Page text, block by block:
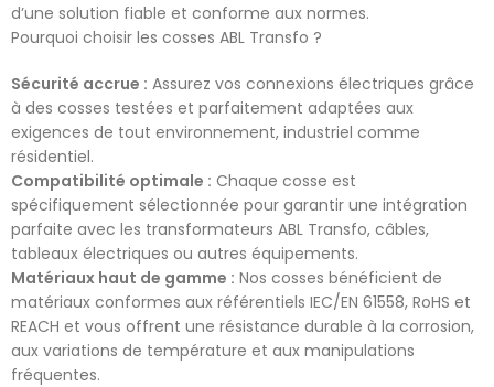
d’une solution fiable et conforme aux normes.
Pourquoi choisir les cosses ABL Transfo ?
Sécurité accrue : Assurez vos connexions électriques grâce
à des cosses testées et parfaitement adaptées aux
exigences de tout environnement, industriel comme
résidentiel.
Compatibilité optimale : Chaque cosse est
spécifiquement sélectionnée pour garantir une intégration
parfaite avec les transformateurs ABL Transfo, câbles,
tableaux électriques ou autres équipements.
Matériaux haut de gamme : Nos cosses bénéficient de
matériaux conformes aux référentiels IEC/EN 61558, RoHS et
REACH et vous offrent une résistance durable à la corrosion,
aux variations de température et aux manipulations
fréquentes.